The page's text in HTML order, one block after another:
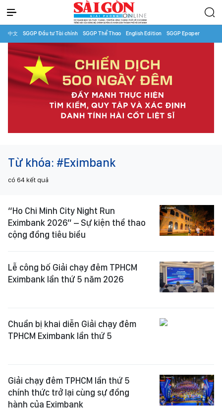
中文 SGGP Đầu tư Tài chính SGGP Thể Thao English Edition SGGP Epaper
Từ khóa: #Eximbank
có 64 kết quả
“Ho Chi Minh City Night Run
Eximbank 2026” – Sự kiện thể thao
cộng đồng tiêu biểu
Lễ công bố Giải chạy đêm TPHCM
Eximbank lần thứ 5 năm 2026
Chuẩn bị khai diễn Giải chạy đêm
TPHCM Eximbank lần thứ 5
Giải chạy đêm TPHCM lần thứ 5
chính thức trở lại cùng sự đồng
hành của Eximbank